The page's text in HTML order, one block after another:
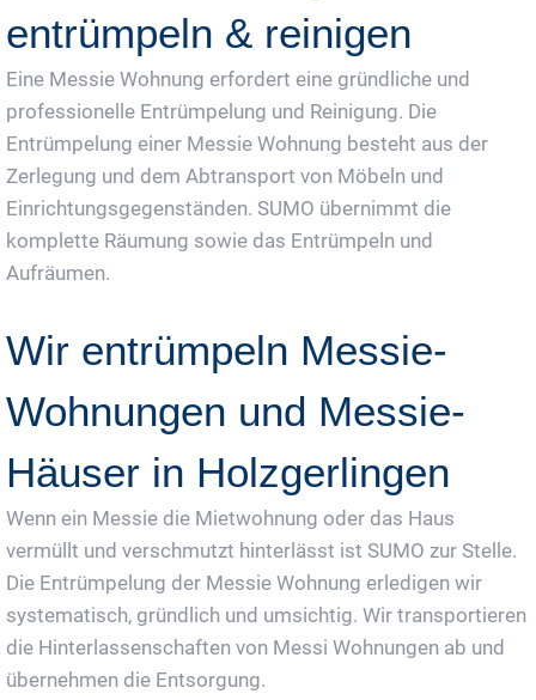
entrümpeln & reinigen
Eine Messie Wohnung erfordert eine gründliche und
professionelle Entrümpelung und Reinigung. Die
Entrümpelung einer Messie Wohnung besteht aus der
Zerlegung und dem Abtransport von Möbeln und
Einrichtungsgegenständen. SUMO übernimmt die
komplette Räumung sowie das Entrümpeln und
Aufräumen.
Wir entrümpeln Messie-
Wohnungen und Messie-
Häuser in Holzgerlingen
Wenn ein Messie die Mietwohnung oder das Haus
vermüllt und verschmutzt hinterlässt ist SUMO zur Stelle.
Die Entrümpelung der Messie Wohnung erledigen wir
systematisch, gründlich und umsichtig. Wir transportieren
die Hinterlassenschaften von Messi Wohnungen ab und
übernehmen die Entsorgung.